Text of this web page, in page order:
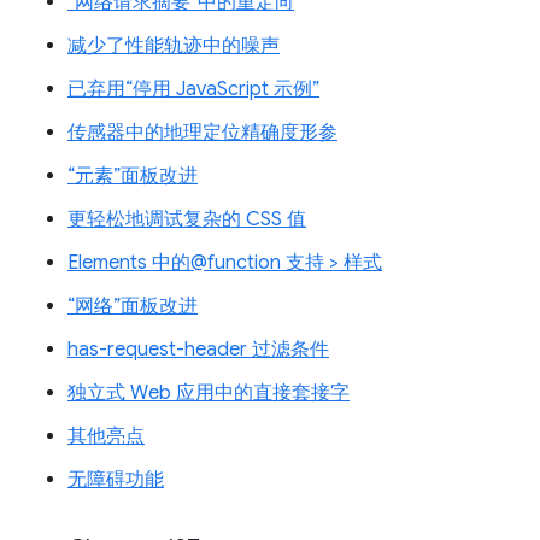
减少了性能轨迹中的噪声
已弃用“停用 JavaScript 示例”
传感器中的地理定位精确度形参
“元素”面板改进
更轻松地调试复杂的 CSS 值
Elements 中的@function 支持 > 样式
“网络”面板改进
has-request-header 过滤条件
独立式 Web 应用中的直接套接字
其他亮点
无障碍功能